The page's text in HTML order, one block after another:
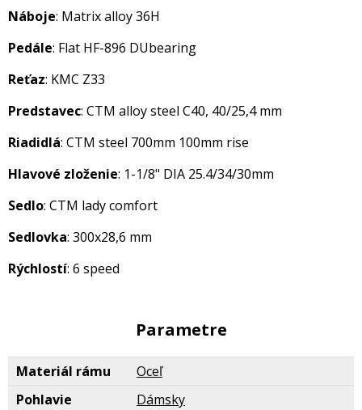
Náboje: Matrix alloy 36H
Pedále: Flat HF-896 DUbearing
Reťaz: KMC Z33
Predstavec: CTM alloy steel C40, 40/25,4 mm
Riadidlá: CTM steel 700mm 100mm rise
Hlavové zloženie: 1-1/8" DIA 25.4/34/30mm
Sedlo: CTM lady comfort
Sedlovka: 300x28,6 mm
Rýchlostí: 6 speed
Parametre
Materiál rámu
Oceľ
Pohlavie
Dámsky